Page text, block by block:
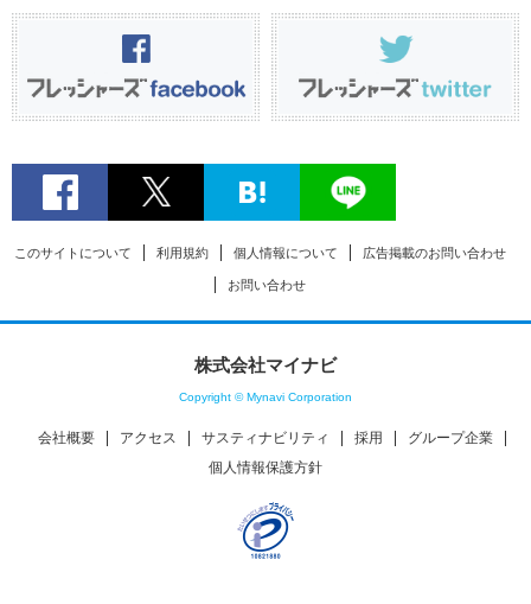
このサイトについて 利用規約 個人情報について 広告掲載のお問い合わせ
お問い合わせ
株式会社マイナビ
Copyright © Mynavi Corporation
会社概要 アクセス サスティナビリティ 採用
グループ企業
個人情報保護方針